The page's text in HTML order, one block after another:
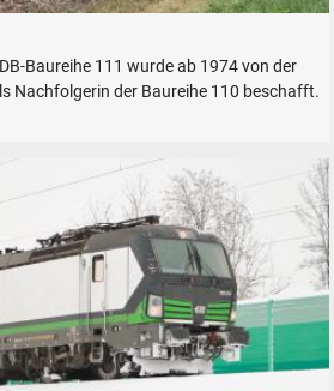
am 1. August 2026.
Baureihe 111 wurde ab 1974 von der
Nachfolgerin der Baureihe 110 beschafft.